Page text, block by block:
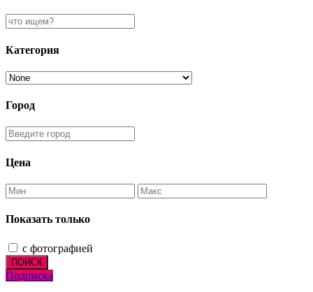
Категория
Город
Цена
Показать только
с фотографией
ПОИСК
Подписка